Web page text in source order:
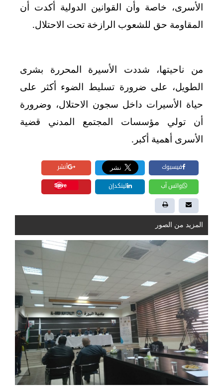
الأسرى، خاصة وأن القوانين الدولية أكدت أن
المقاومة حق للشعوب الرازخة تحت الاحتلال.
من ناحيتها، شددت الأسيرة المحررة بشرى
الطويل، على ضرورة تسليط الضوء أكثر على
حياة الأسيرات داخل سجون الاحتلال، وضرورة
أن تولي مؤسسات المجتمع المدني قضية
الأسرى أهمية أكبر .
فيسبوك أنشر
واتس آب لينكدإن Save
المزيد من الصور